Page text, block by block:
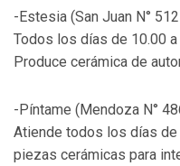
-Estesia (San Juan N°
Todos los días de 10.00
Produce cerámica de
-Píntame (Mendoza N°
Atiende todos los días de
piezas cerámicas para